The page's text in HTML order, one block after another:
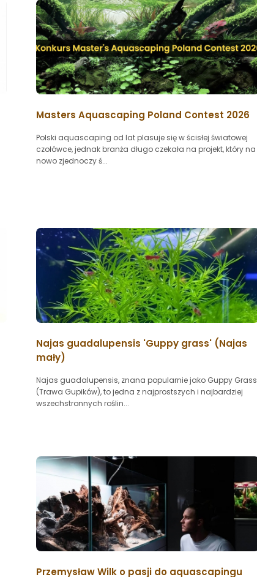
Masters Aquascaping Poland Contest 2026
Polski aquascaping od lat plasuje się w ścisłej światowej
czołówce, jednak branża długo czekała na projekt, który na
nowo zjednoczy ś...
Najas guadalupensis 'Guppy grass' (Najas
mały)
Najas guadalupensis, znana popularnie jako Guppy Grass
(Trawa Gupików), to jedna z najprostszych i najbardziej
wszechstronnych roślin...
Przemysław Wilk o pasji do aquascapingu